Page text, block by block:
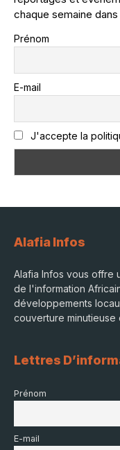
chaque semaine
Prénom
E-mail
J'accepte la
Alafia Infos
Alafia Infos vous offre
de l'information
développements
couverture minutieuse
Lettres
Prénom
E-mail